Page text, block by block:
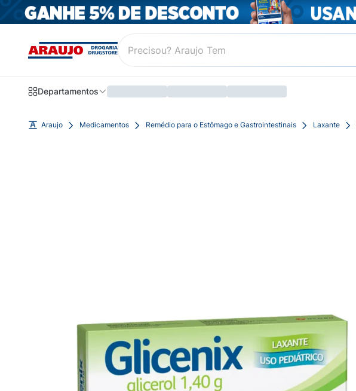
Departamentos
Araujo Medicamentos Remédio para o Estômago e Gastrointestinais Laxante